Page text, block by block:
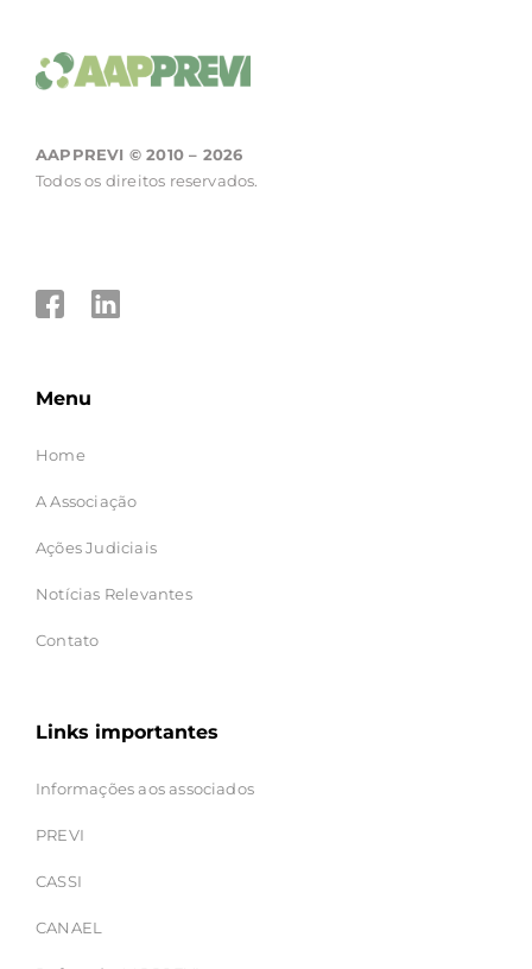
AAPPREVI © 2010 – 2026
Todos os direitos reservados.
Menu
Home
A Associação
Ações Judiciais
Notícias Relevantes
Contato
Links importantes
Informações aos associados
PREVI
CASSI
CANAEL